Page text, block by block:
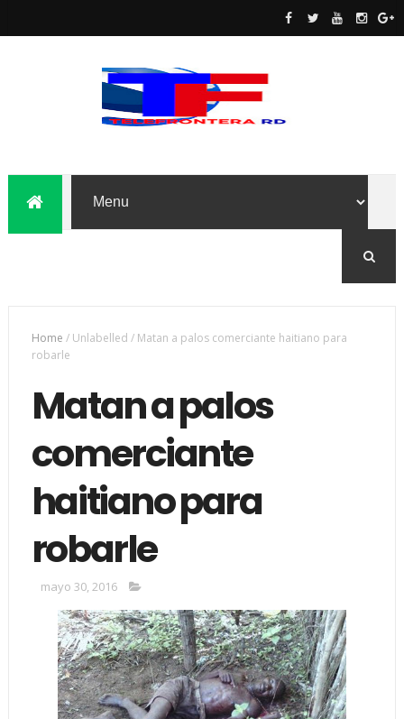
Home /Unlabelled / Matan a palos comerciante haitiano para
robarle
Matan a palos
comerciante
haitiano para
robarle
mayo 30, 2016